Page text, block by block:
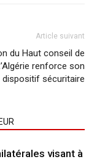
Article suivant
du Haut conseil de
renforce son
dispositif sécuritaire
visant à